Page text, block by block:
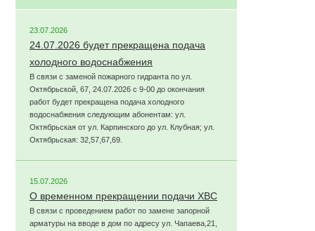
23.07.2026
24.07.2026 будет прекращена подача
холодного водоснабжения
В связи с заменой пожарного гидранта по ул.
Октябрьской, 67, 24.07.2026 с 9-00 до окончания
работ будет прекращена подача холодного
водоснабжения следующим абонентам: ул.
Октябрьская от ул. Карпинского до ул. Клубная; ул.
Октябрьская: 32,57,67,69.
15.07.2026
О временном прекращении подачи ХВС
В связи с проведением работ по замене запорной
арматуры на вводе в дом по адресу ул. Чапаева,21,